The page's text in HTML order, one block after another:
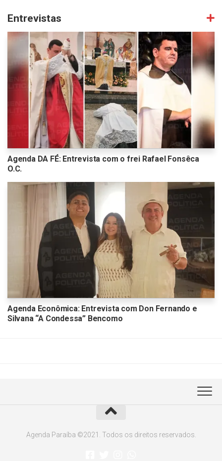
Entrevistas
Agenda DA FÉ: Entrevista com o frei Rafael Fonsêca
O.C.
Agenda Econômica: Entrevista com Don Fernando e
Silvana “A Condessa” Bencomo
Agenda Paraíba ©2021. Todos os direitos reservados.